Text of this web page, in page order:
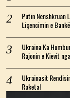
Putin Nënshkruan
Liçencimin e
Ukraina Ka
Rajonin e Kievit
Ukrainasit
Raketa!